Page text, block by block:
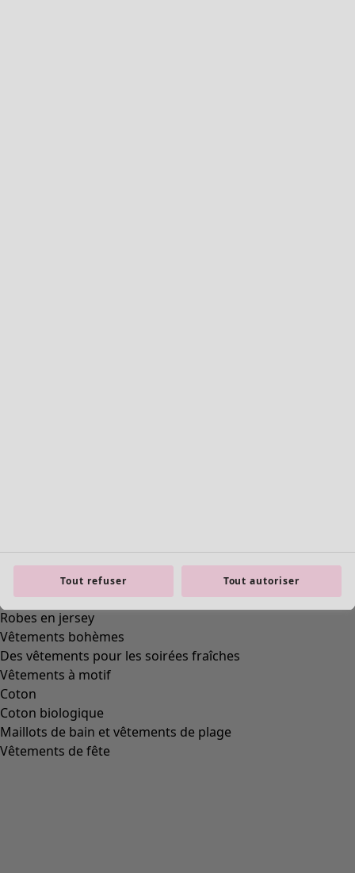
Vêtements bio
Un design suédois
Robes en jersey
Vêtements bohèmes
Des vêtements pour les soirées fraîches
Vêtements à motif
Coton
Coton biologique
Maillots de bain et vêtements de plage
Vêtements de fête
Tout refuser Tout autoriser